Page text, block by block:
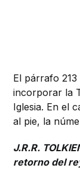
El párrafo 213
incorporar la
Iglesia. En el
al pie, la
J.R.R.
retorno del